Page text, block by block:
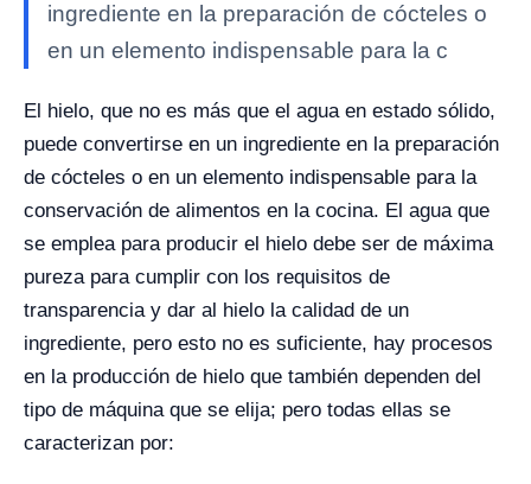
ingrediente en la preparación de cócteles o
en un elemento indispensable para la c
El hielo, que no es más que el agua en estado sólido,
puede convertirse en un ingrediente en la preparación
de cócteles o en un elemento indispensable para la
conservación de alimentos en la cocina. El agua que
se emplea para producir el hielo debe ser de máxima
pureza para cumplir con los requisitos de
transparencia y dar al hielo la calidad de un
ingrediente, pero esto no es suficiente, hay procesos
en la producción de hielo que también dependen del
tipo de máquina que se elija; pero todas ellas se
caracterizan por: